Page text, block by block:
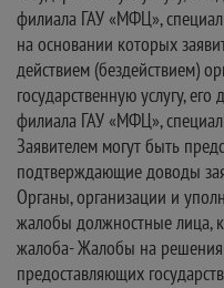
филиала ГАУ «МФЦ»,
на основании которых
действием (бездействием)
государственную услугу,
филиала ГАУ «МФЦ»,
Заявителем могут быть
подтверждающие доводы
Органы, организации и
жалобы должностные лица,
жалоба- Жалобы на решения
предоставляющих